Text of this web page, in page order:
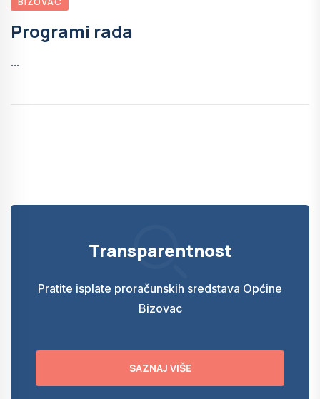
Programi rada
...
Transparentnost
Pratite isplate proračunskih sredstava Općine
Bizovac
SAZNAJ VIŠE